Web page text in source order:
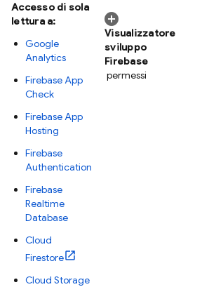
Accesso di sola
lettura a:
Google
Analytics
Firebase App
Check
Firebase App
Hosting
Firebase
Authentication
Firebase
Realtime
Database
Cloud
Firestore
Cloud Storage
Visualizzatore
sviluppo
Firebase
permessi